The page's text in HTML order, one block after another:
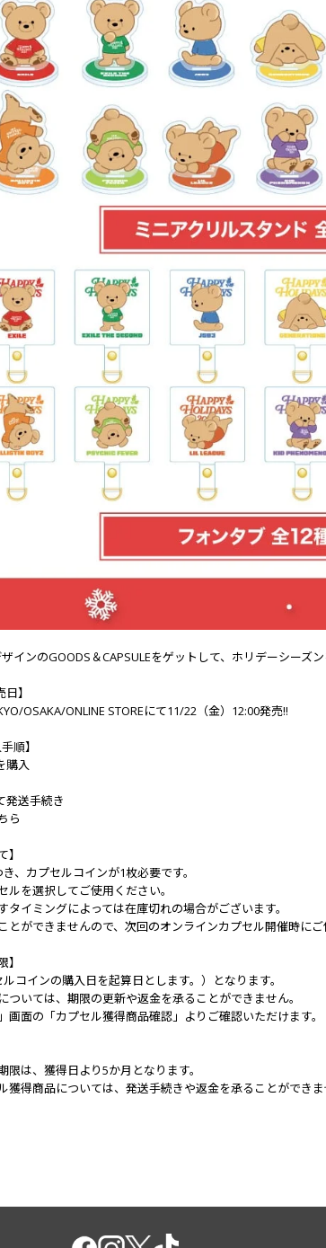
ザインのGOODS＆CAPSULEをゲットして、ホリデーシー
】
OSAKA/ONLINE STOREにて11/22（金）12:00発売!!
順】
購入
発送手続き
ら
】
、カプセルコインが1枚必要です。
ルを選択してご使用ください。
タイミングによっては在庫切れの場合がございます。
とができませんので、次回のオンラインカプセル開催時に
】
コインの購入日を起算日とします。）となります。
ついては、期限の更新や返金を承ることができません。
画面の「カプセル獲得商品確認」よりご確認いただけます。
は、獲得日より5か月となります。
獲得商品については、発送手続きや返金を承ることができ